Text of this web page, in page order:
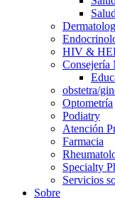
HIV &
Consejería
obstetra/
Optometría
Podiatry
Atención
Farmacia
Specialty
Servicios
Sobre